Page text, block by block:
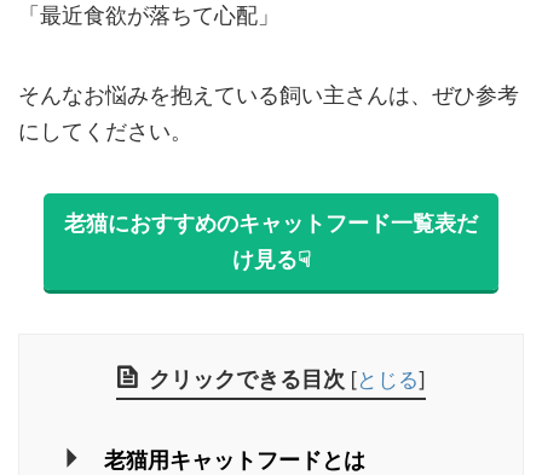
「最近食欲が落ちて心配」
そんなお悩みを抱えている飼い主さんは、ぜひ参考
にしてください。
老猫におすすめのキャットフード一覧表だ
け見る☟
クリックできる目次 [とじる]
老猫用キャットフードとは